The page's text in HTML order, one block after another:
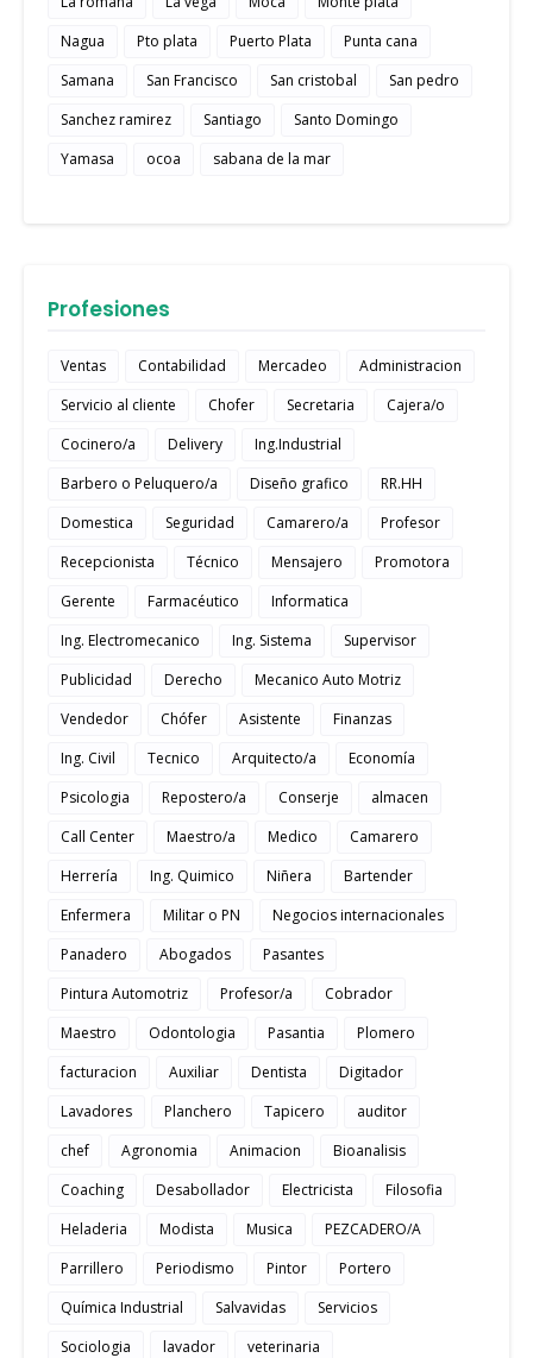
Nagua
Pto plata Puerto Plata
Punta cana
Samana
San Francisco San cristobal
San pedro
Sanchez ramirez
Santiago
Santo Domingo
Yamasa
ocoa sabana de la mar
Profesiones
Ventas Contabilidad Mercadeo
Administracion
Servicio al cliente
Chofer Secretaria
Cajera/o
Cocinero/a
Delivery
Ing.Industrial
Barbero o Peluquero/a
Diseño grafico
RR.HH
Domestica
Seguridad Camarero/a
Profesor
Recepcionista
Técnico Mensajero
Promotora
Gerente
Farmacéutico
Informatica
Ing. Electromecanico
Ing. Sistema
Supervisor
Publicidad
Derecho
Mecanico Auto Motriz
Vendedor
Chófer Asistente
Finanzas
Ing. Civil
Tecnico Arquitecto/a
Economía
Psicologia
Repostero/a Conserje
almacen
Call Center
Maestro/a Medico
Camarero
Herrería
Ing. Quimico Niñera
Bartender
Enfermera
Militar o PN
Negocios internacionales
Panadero
Abogados
Pasantes
Pintura Automotriz
Profesor/a
Cobrador
Maestro
Odontologia Pasantia
Plomero
facturacion
Auxiliar Dentista
Digitador
Lavadores
Planchero Tapicero
auditor
chef
Agronomia Animacion
Bioanalisis
Coaching
Desabollador Electricista
Filosofia
Heladeria
Modista Musica
PEZCADERO/A
Parrillero
Periodismo Pintor
Portero
Química Industrial
Salvavidas
Servicios
Sociologia
lavador
veterinaria